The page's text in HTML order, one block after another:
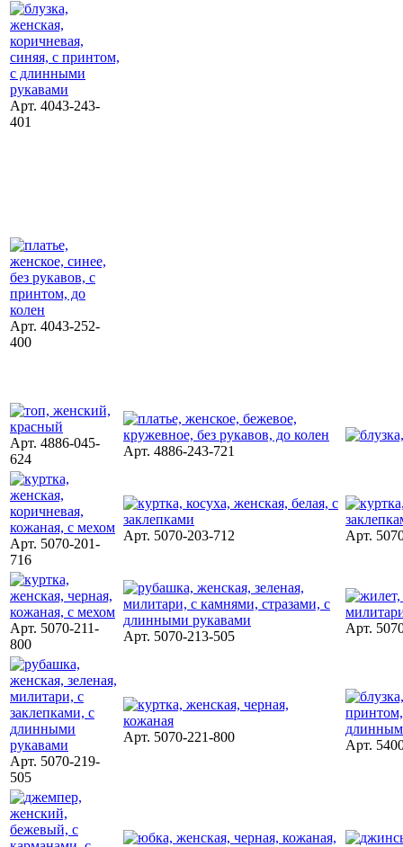
Арт. 4043-243-
401
Арт. 4043-252-
400
Арт. 4886-045-
624
Арт. 4886-243-721
Арт. 5070-201-
716
Арт. 5070-203-712 Арт.
Арт. 5070-211-
800
Арт. 5070-213-505
Арт.
Арт. 5070-219-
505
Арт. 5070-221-800
Арт.